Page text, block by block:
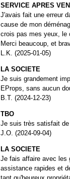
SERVICE APRES
J'avais fait une erreur
cause de mon
crois pas mes yeux, le
Merci beaucoup, et
L.K. (2025-01-05)
LA SOCIETE
Je suis grandement
EProps, sans aucun
B.T. (2024-12-23)
TBO
Je suis très satisfait
J.O. (2024-09-04)
LA SOCIETE
Je fais affaire avec les
assistance rapides et